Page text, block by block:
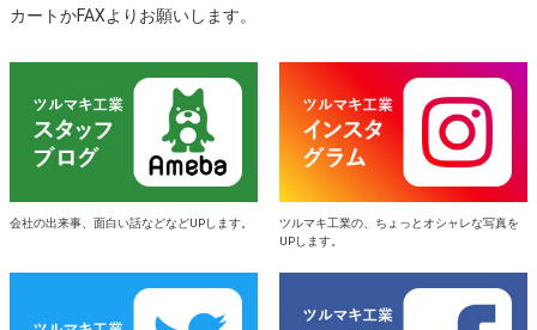
カートかFAXよりお願いします。
会社の出来事、面白い話などなどUPします。
ツルマキ工業の、ちょっとオシャレな写真を
UPします。